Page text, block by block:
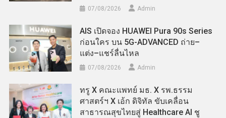
07/08/2026 Admin
AIS เปิดจอง HUAWEI Pura 90s Series
ก่อนใคร บน 5G-ADVANCED ถ่าย–
แต่ง–แชร์ลื่นไหล
07/08/2026 Admin
ทรู X คณะแพทย์ มธ. X รพ.ธรรม
ศาสตร์ฯ X เอ้ก ดิจิทัล ขับเคลื่อน
สาธารณสุขไทยสู่ Healthcare AI ชู